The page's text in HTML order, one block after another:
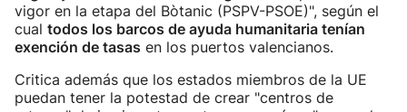
vigor en la etapa del Bòtanic (PSPV-PSOE)", según el
cual todos los barcos de ayuda humanitaria tenían
exención de tasas en los puertos valencianos.
Critica además que los estados miembros de la UE
puedan tener la potestad de crear "centros de